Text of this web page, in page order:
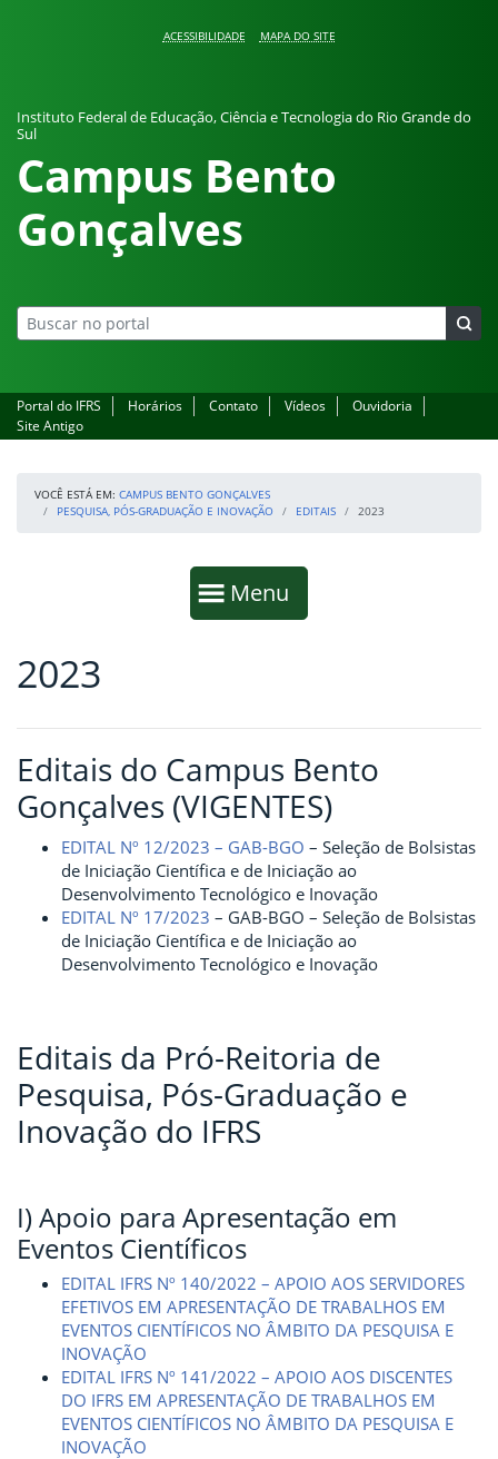
ACESSIBILIDADE MAPA DO SITE
Instituto Federal de Educação, Ciência e Tecnologia do Rio Grande do
Sul
Campus Bento
Gonçalves
Portal do IFRS Horários Contato Vídeos
Ouvidoria
Site Antigo
VOCÊ ESTÁ EM: CAMPUS BENTO GONÇALVES
PESQUISA, PÓS-GRADUAÇÃO E INOVAÇÃO
EDITAIS 2023
Mostrar
Menu
Fim da navegação
Início do conteúdo
2023
Editais do Campus Bento
Gonçalves (VIGENTES)
EDITAL Nº 12/2023 – GAB-BGO – Seleção de Bolsistas
de Iniciação Científica e de Iniciação ao
Desenvolvimento Tecnológico e Inovação
EDITAL Nº 17/2023 – GAB-BGO – Seleção de Bolsistas
de Iniciação Científica e de Iniciação ao
Desenvolvimento Tecnológico e Inovação
Editais da Pró-Reitoria de
Pesquisa, Pós-Graduação e
Inovação do IFRS
I) Apoio para Apresentação em
Eventos Científicos
EDITAL IFRS Nº 140/2022 – APOIO AOS SERVIDORES
EFETIVOS EM APRESENTAÇÃO DE TRABALHOS EM
EVENTOS CIENTÍFICOS NO ÂMBITO DA PESQUISA E
INOVAÇÃO
EDITAL IFRS Nº 141/2022 – APOIO AOS DISCENTES
DO IFRS EM APRESENTAÇÃO DE TRABALHOS EM
EVENTOS CIENTÍFICOS NO ÂMBITO DA PESQUISA E
INOVAÇÃO